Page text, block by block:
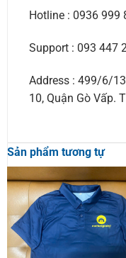
Hotline : 0936 999
Support : 093 447
Address : 499/6/
10, Quận Gò Vấp.
Sản phẩm tương tự